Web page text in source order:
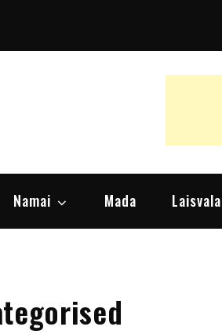
Namai Mada